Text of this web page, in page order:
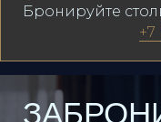
Бронируйте
+7
Связаться с нами
Набережная, 13, этаж
Адрес: